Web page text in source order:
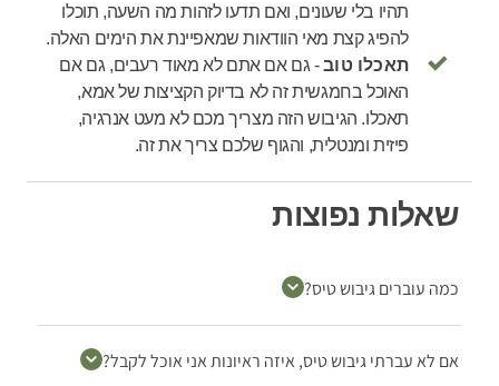
תהיו בלי שעונים, ואם תדעו לזהות מה השעה, תוכלו
להפיג קצת מאי הוודאות שמאפיינת את הימים האלה.
תאכלו טוב- גם אם אתם לא מאוד רעבים, גם אם
האוכל בחמגשית זה לא בדיוק הקציצות של אמא,
תאכלו. הגיבוש הזה מצריך מכם לא מעט אנרגיה,
פיזית ומנטלית, והגוף שלכם צריך את זה.
שאלות נפוצות
כמה עוברים גיבוש טיס?
אם לא עברתי גיבוש טיס, איזה ראיונות אני אוכל לקבל?